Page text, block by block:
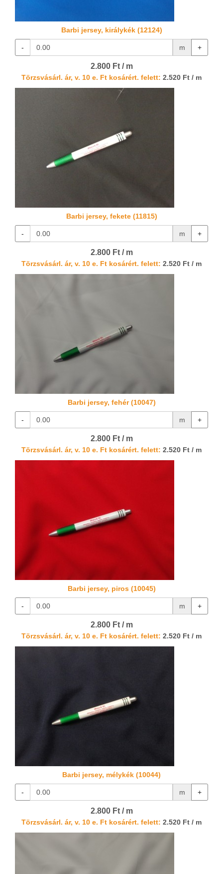
Barbi jersey, királykék (12124)
- m +
2.800 Ft / m
Törzsvásárl. ár, v. 10 e. Ft kosárért. felett: 2.520 Ft / m
Barbi jersey, fekete (11815)
- m +
2.800 Ft / m
Törzsvásárl. ár, v. 10 e. Ft kosárért. felett: 2.520 Ft / m
Barbi jersey, fehér (10047)
- m +
2.800 Ft / m
Törzsvásárl. ár, v. 10 e. Ft kosárért. felett: 2.520 Ft / m
Barbi jersey, piros (10045)
- m +
2.800 Ft / m
Törzsvásárl. ár, v. 10 e. Ft kosárért. felett: 2.520 Ft / m
Barbi jersey, mélykék (10044)
- m +
2.800 Ft / m
Törzsvásárl. ár, v. 10 e. Ft kosárért. felett: 2.520 Ft / m